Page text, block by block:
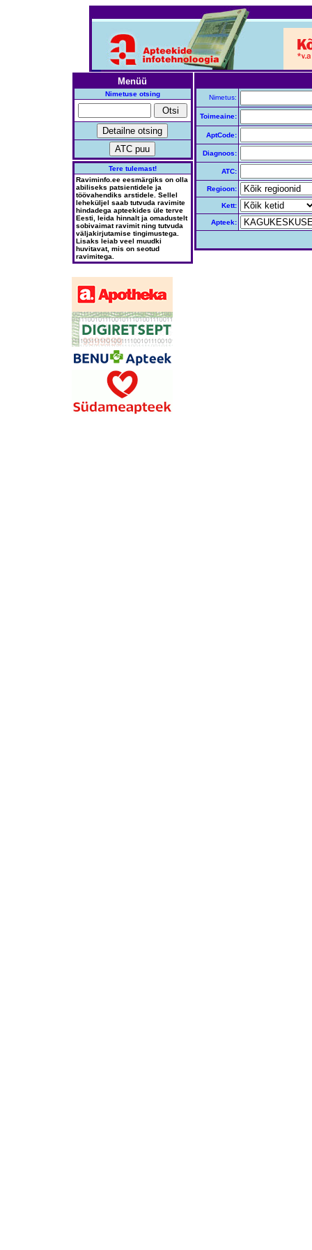
Menüü
Nimetuse otsing
Tere tulemast!
Raviminfo.ee eesmärgiks on olla
abiliseks patsientidele ja
töövahendiks arstidele. Sellel
leheküljel saab tutvuda ravimite
hindadega apteekides üle terve
Eesti, leida hinnalt ja omadustelt
sobivaimat ravimit ning tutvuda
väljakirjutamise tingimustega.
Lisaks leiab veel muudki
huvitavat, mis on seotud
ravimitega.
Nimetus:
Toimeaine:
AptCode:
Diagnoos:
ATC:
Regioon:
Kett:
Apteek: